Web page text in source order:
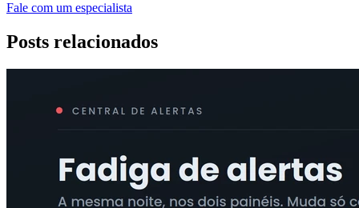
Fale com um especialista
Posts relacionados